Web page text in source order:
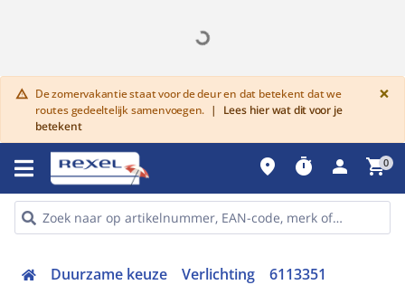
warning De zomervakantie staat voor de deur en dat betekent dat we
routes gedeeltelijk samenvoegen. |
Lees hier wat dit voor je
betekent
×
place timer person shopping_cart0
Duurzame keuze Verlichting 6113351